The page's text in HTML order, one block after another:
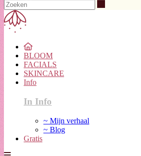
BLOOM
FACIALS
SKINCARE
Info
In Info
~ Mijn verhaal
~ Blog
Gratis